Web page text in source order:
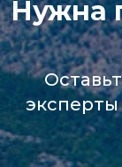
Нужна